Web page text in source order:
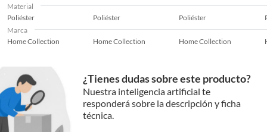
Material
Poliéster
Poliéster Poliéster
Marca
Home Collection
Home Collection Home Collection
¿Tienes dudas sobre este producto?
Nuestra inteligencia artificial te
responderá sobre la descripción y ficha
técnica.